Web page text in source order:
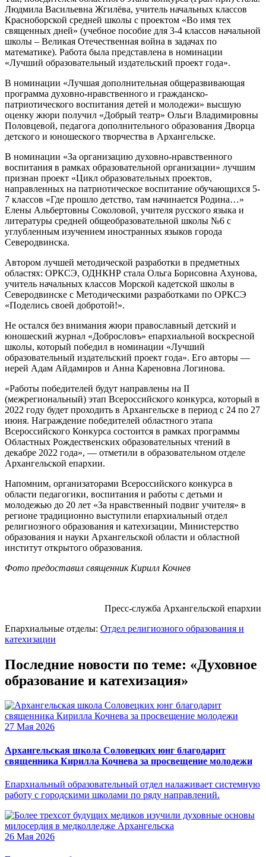
Людмила Васильевна Жгилёва, учитель начальных классов
Красноборской средней школы с проектом «Во имя тех
священных дней» (учебное пособие для 3-4 классов начальной
школы – Великая Отечественная война в задачах по
математике). Работа была представлена в номинации
«Лучший образовательный издательский проект года».
В номинации «Лучшая дополнительная общеразвивающая
программа духовно-нравственного и гражданско-
патриотического воспитания детей и молодежи» высшую
оценку жюри получил «Добрый театр» Ольги Владимировны
Половцевой, педагога дополнительного образования Дворца
детского и юношеского творчества в Архангельске.
В номинации «За организацию духовно-нравственного
воспитания в рамках образовательной организации» лучшим
признан проект «Цикл образовательных проектов,
направленных на патриотическое воспитание обучающихся 5-
7 классов «Где прошло детство, там начинается Родина…»
Елены Альбертовны Соколовой, учителя русского языка и
литературы средней общеобразовательной школы №6 с
углубленным изучением иностранных языков города
Северодвинска.
Автором лучшей методической разработки в предметных
областях: ОРКСЭ, ОДНКНР стала Ольга Борисовна Ахунова,
учитель начальных классов Морской кадетской школы в
Северодвинске с Методическими разработками по ОРКСЭ
«Поделись своей добротой!».
Не остался без внимания жюри православный детский и
юношеский журнал «Добрословъ» епархиальной воскресной
школы, который победил в номинации «Лучший
образовательный издательский проект года». Его авторы —
иерей Адам Айдамиров и Анна Кареновна Логинова.
«Работы победителей будут направлены на II
(межрегиональный) этап Всероссийского конкурса, который в
2022 году будет проходить в Архангельске в период с 24 по 27
июня. Награждение победителей областного этапа
Всероссийского Конкурса состоится в рамках программы
Областных Рождественских образовательных чтений в
декабре 2022 года», — отметили в образовательном отделе
Архангельской епархии.
Напомним, организаторами Всероссийского конкурса в
области педагогики, воспитания и работы с детьми и
молодежью до 20 лет «За нравственный подвиг учителя» в
регионе традиционно выступили епархиальный отдел
религиозного образования и катехизации, Министерство
образования и науки Архангельской области и областной
институт открытого образования.
Фото предоставил священник Кирилл Кочнев
Пресс-служба Архангельской епархии
Епархиальные отделы: Отдел религиозного образования и
катехизации
Последние новости по теме: «Духовное
образование и катехизация»
27 Мая 2026
Архангельская школа Соловецких юнг благодарит
священника Кирилла Кочнева за просвещение молодежи
Епархиальный образовательный отдел налаживает системную
работу с городскими школами по ряду направлений.
26 Мая 2026